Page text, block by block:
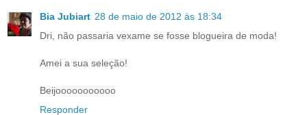
Bia Jubiart 28 de maio de 2012 às 18:34
Dri, não passaria vexame se fosse blogueira de moda!
Amei a sua seleção!
Beijooooooooooo
Responder